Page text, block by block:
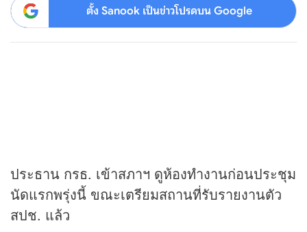
ตั้ง Sanook เป็นข่าวโปรดบน Google
ประธาน กรธ. เข้าสภาฯ ดูห้องทำงานก่อนประชุม
นัดแรกพรุ่งนี้ ขณะเตรียมสถานที่รับรายงานตัว
สปช. แล้ว